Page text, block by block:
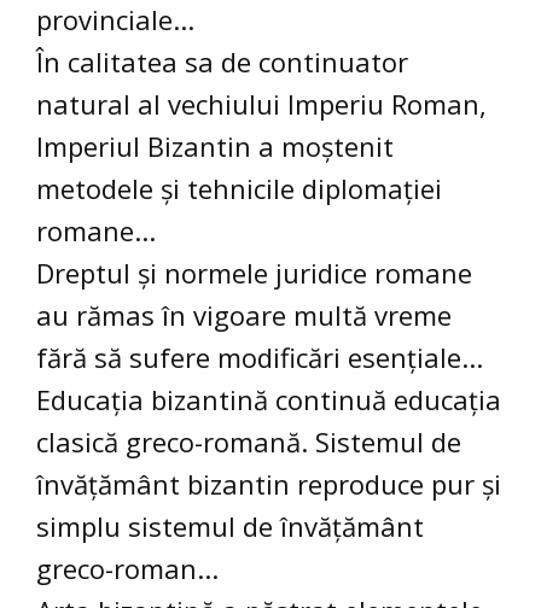
provinciale...
În calitatea sa de continuator
natural al vechiului Imperiu Roman,
Imperiul Bizantin a moștenit
metodele și tehnicile diplomației
romane...
Dreptul și normele juridice romane
au rămas în vigoare multă vreme
fără să sufere modificări esențiale...
Educația bizantină continuă educația
clasică greco-romană. Sistemul de
învățământ bizantin reproduce pur și
simplu sistemul de învățământ
greco-roman...